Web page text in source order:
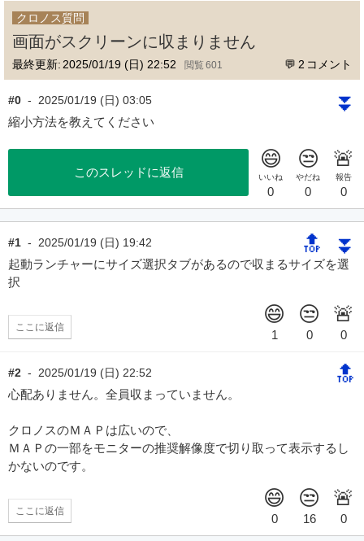
クロノス質問
画面がスクリーンに収まりません
最終更新: 2025/01/19 (日) 22:52 601 2
#0 - 2025/01/19 (日) 03:05 ⏬
縮小方法を教えてください
このスレッドに返信
#1 - 2025/01/19 (日) 19:42 🔝 ⏬
起動ランチャーにサイズ選択タブがあるので収まるサイズを選
択
ここに返信
#2 - 2025/01/19 (日) 22:52 🔝
心配ありません。全員収まっていません。
クロノスのＭＡＰは広いので、
ＭＡＰの一部をモニターの推奨解像度で切り取って表示するし
かないのです。
ここに返信